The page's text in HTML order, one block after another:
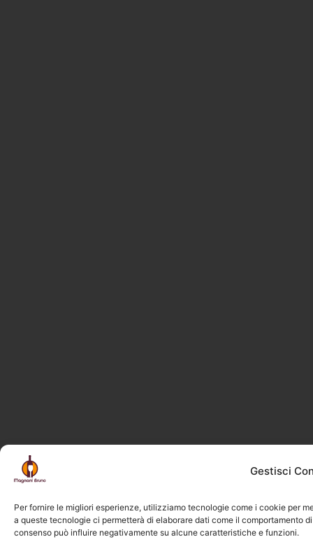
Gestisci
Per fornire le migliori esperienze, utilizziamo tecnologie come i cookie per
a queste tecnologie ci permetterà di elaborare dati come il comportamento
consenso può influire negativamente su alcune caratteristiche e funzioni.